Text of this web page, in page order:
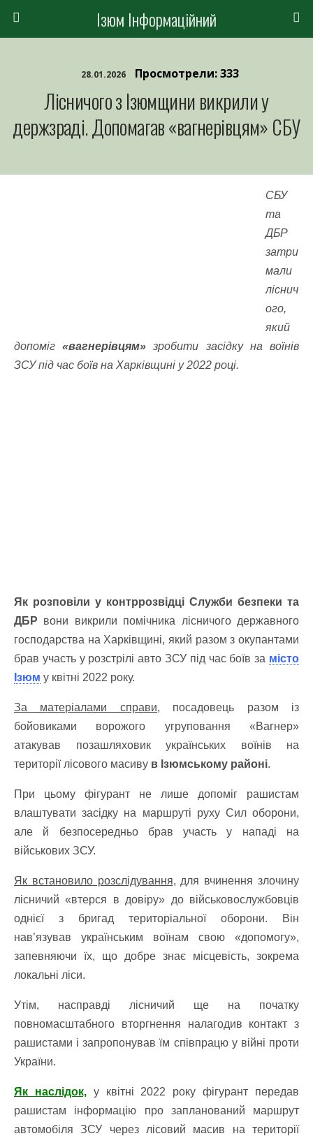
Ізюм Інформаційний
28.01.2026 Просмотрели: 333
Лісничого з Ізюмщини викрили у
держзраді. Допомагав «вагнерівцям» СБУ
СБУ
та
ДБР
затри
мали
ліснич
ого,
який
допоміг«вагнерівцям» зробити засідку на воїнів
ЗСУ під час боїв на Харківщині у 2022 році.
Як розповіли у контррозвідці Служби безпеки та
ДБР вони викрили помічника лісничого державного
господарства на Харківщині, який разом з окупантами
брав участь у розстрілі авто ЗСУ під час боїв за місто
Ізюм у квітні 2022 року.
За матеріалами справи, посадовець разом із
бойовиками ворожого угруповання «Вагнер»
атакував позашляховик українських воїнів на
території лісового масиву в Ізюмському районі.
При цьому фігурант не лише допоміг рашистам
влаштувати засідку на маршруті руху Сил оборони,
але й безпосередньо брав участь у нападі на
військових ЗСУ.
Як встановило розслідування, для вчинення злочину
лісничий «втерся в довіру» до військовослужбовців
однієї з бригад територіальної оборони. Він
нав’язував українським воїнам свою «допомогу»,
запевняючи їх, що добре знає місцевість, зокрема
локальні ліси.
Утім, насправді лісничий ще на початку
повномасштабного вторгнення налагодив контакт з
рашистами і запропонував їм співпрацю у війні проти
України.
Як наслідок,у квітні 2022 року фігурант передав
рашистам інформацію про запланований маршрут
автомобіля ЗСУ через лісовий масив на території